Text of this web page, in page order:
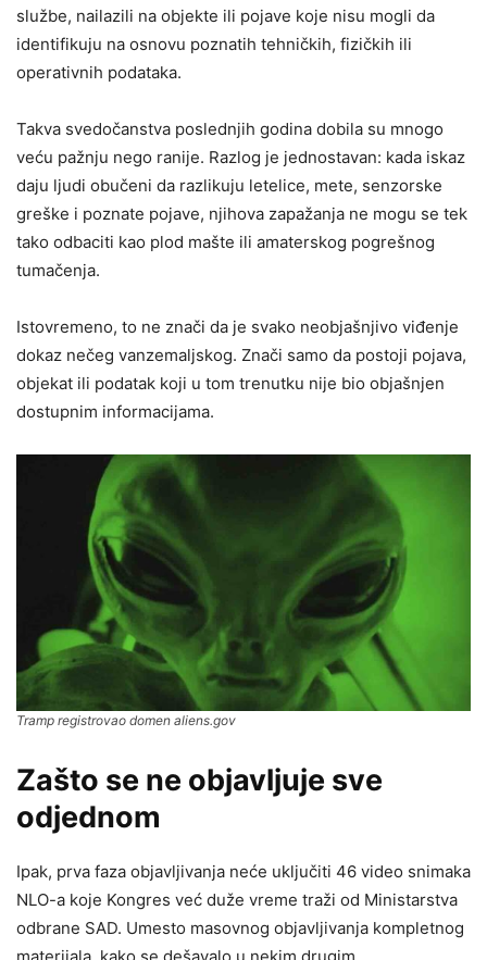
službe, nailazili na objekte ili pojave koje nisu mogli da
identifikuju na osnovu poznatih tehničkih, fizičkih ili
operativnih podataka.
Takva svedočanstva poslednjih godina dobila su mnogo
veću pažnju nego ranije. Razlog je jednostavan: kada iskaz
daju ljudi obučeni da razlikuju letelice, mete, senzorske
greške i poznate pojave, njihova zapažanja ne mogu se tek
tako odbaciti kao plod mašte ili amaterskog pogrešnog
tumačenja.
Istovremeno, to ne znači da je svako neobjašnjivo viđenje
dokaz nečeg vanzemaljskog. Znači samo da postoji pojava,
objekat ili podatak koji u tom trenutku nije bio objašnjen
dostupnim informacijama.
Tramp registrovao domen aliens.gov
Zašto se ne objavljuje sve
odjednom
Ipak, prva faza objavljivanja neće uključiti 46 video snimaka
NLO-a koje Kongres već duže vreme traži od Ministarstva
odbrane SAD. Umesto masovnog objavljivanja kompletnog
materijala, kako se dešavalo u nekim drugim